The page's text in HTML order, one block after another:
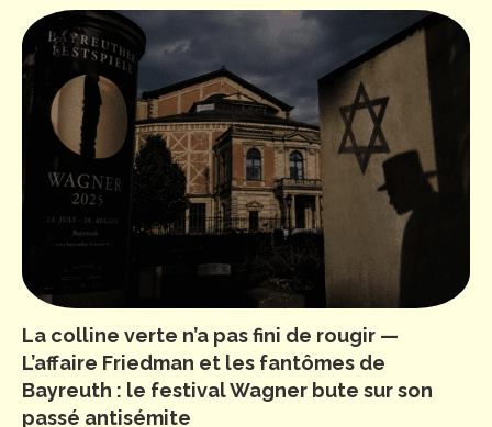
La colline verte n’a pas fini de rougir —
L’affaire Friedman et les fantômes de
Bayreuth : le festival Wagner bute sur son
passé antisémite